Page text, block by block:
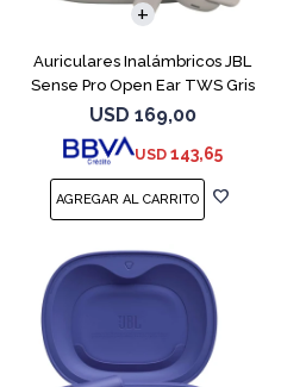
Auriculares Inalámbricos JBL
Sense Pro Open Ear TWS Gris
USD 169,00
USD 143,65